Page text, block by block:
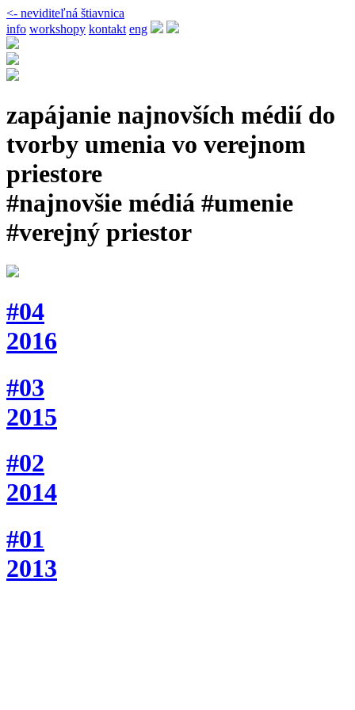
<- neviditeľná štiavnica
info workshopy kontakt eng
zapájanie najnovších médií do
tvorby umenia vo verejnom
priestore
#najnovšie médiá #umenie
#verejný priestor
#04
2016
#03
2015
#02
2014
#01
2013